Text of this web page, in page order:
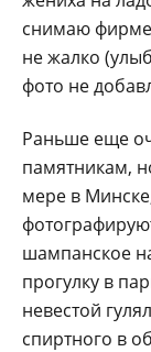
снимаю
не жалко
фото не
Раньше еще
памятникам,
мере в
шампанское
прогулку в
невестой
спиртного в